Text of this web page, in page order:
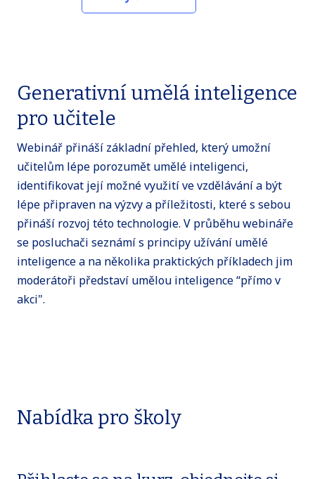
Generativní umělá inteligence
pro učitele
Webinář přináší základní přehled, který umožní
učitelům lépe porozumět umělé inteligenci,
identifikovat její možné využití ve vzdělávání a být
lépe připraven na výzvy a příležitosti, které s sebou
přináší rozvoj této technologie. V průběhu webináře
se posluchači seznámí s principy užívání umělé
inteligence a na několika praktických příkladech jim
moderátoři představí umělou inteligence “přímo v
akci".
Nabídka pro školy